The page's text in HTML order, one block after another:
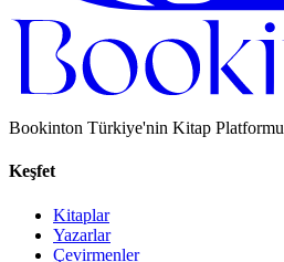
Bookinton Türkiye'nin Kitap Platformu
Keşfet
Kitaplar
Yazarlar
Çevirmenler